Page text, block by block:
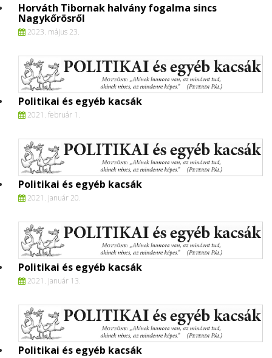
Horváth Tibornak halvány fogalma sincs
Nagykőrösről
2023. május 23.
Politikai és egyéb kacsák
2021. február 1.
Politikai és egyéb kacsák
2021. január 20.
Politikai és egyéb kacsák
2021. január 13.
Politikai és egyéb kacsák